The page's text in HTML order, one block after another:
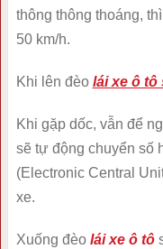
thông thông thoáng,
50 km/h.
Khi lên đèo lái xe ô tô
Khi gặp dốc, vẫn để
sẽ tự động chuyển số
(Electronic Central
xe.
Xuống đèo lái xe ô tô